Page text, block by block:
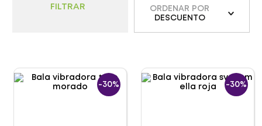
FILTRAR
ORDENAR POR
DESCUENTO
-30% -30%